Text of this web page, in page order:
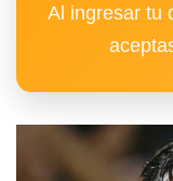
Al ingresar tu